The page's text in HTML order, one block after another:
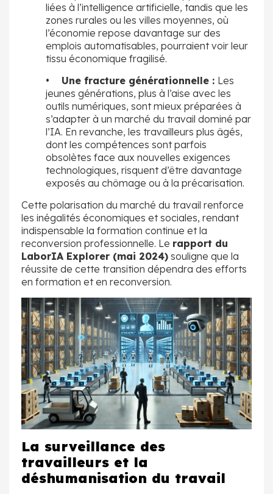
liées à l’intelligence artificielle, tandis que les
zones rurales ou les villes moyennes, où
l’économie repose davantage sur des
emplois automatisables, pourraient voir leur
tissu économique fragilisé.
• Une fracture générationnelle : Les
jeunes générations, plus à l’aise avec les
outils numériques, sont mieux préparées à
s’adapter à un marché du travail dominé par
l’IA. En revanche, les travailleurs plus âgés,
dont les compétences sont parfois
obsolètes face aux nouvelles exigences
technologiques, risquent d’être davantage
exposés au chômage ou à la précarisation.
Cette polarisation du marché du travail renforce
les inégalités économiques et sociales, rendant
indispensable la formation continue et la
reconversion professionnelle. Le rapport du
LaborIA Explorer (mai 2024) souligne que la
réussite de cette transition dépendra des efforts
en formation et en reconversion.
La surveillance des
travailleurs et la
déshumanisation du travail